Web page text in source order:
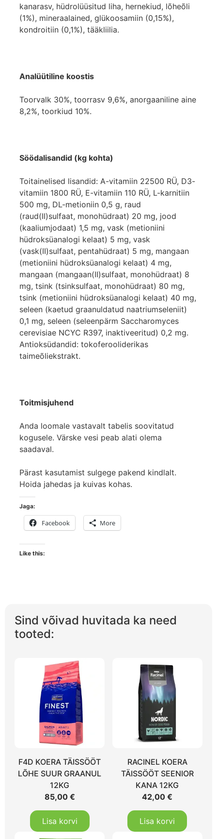
kanarasv, hüdrolüüsitud liha, hernekiud, lõheõli
(1%), mineraalained, glükoosamiin (0,15%),
kondroitiin (0,1%), tääkliilia.
Analüütiline koostis
Toorvalk 30%, toorrasv 9,6%, anorgaaniline aine
8,2%, toorkiud 10%.
Söödalisandid (kg kohta)
Toitainelised lisandid: A-vitamiin 22500 RÜ, D3-
vitamiin 1800 RÜ, E-vitamiin 110 RÜ, L-karnitiin
500 mg, DL-metioniin 0,5 g, raud
(raud(II)sulfaat, monohüdraat) 20 mg, jood
(kaaliumjodaat) 1,5 mg, vask (metioniini
hüdroksüanalogi kelaat) 5 mg, vask
(vask(II)sulfaat, pentahüdraat) 5 mg, mangaan
(metioniini hüdroksüanalogi kelaat) 4 mg,
mangaan (mangaan(II)sulfaat, monohüdraat) 8
mg, tsink (tsinksulfaat, monohüdraat) 80 mg,
tsink (metioniini hüdroksüanalogi kelaat) 40 mg,
seleen (kaetud graanuldatud naatriumseleniit)
0,1 mg, seleen (seleenpärm Saccharomyces
cerevisiae NCYC R397, inaktiveeritud) 0,2 mg.
Antioksüdandid: tokoferooliderikas
taimeõliekstrakt.
Toitmisjuhend
Anda loomale vastavalt tabelis soovitatud
kogusele. Värske vesi peab alati olema
saadaval.
Pärast kasutamist sulgege pakend kindlalt.
Hoida jahedas ja kuivas kohas.
Jaga:
Facebook More
Like this:
Sind võivad huvitada ka need
tooted:
F4D KOERA TÄISSÖÖT
LÕHE SUUR GRAANUL
12KG
85,00 €
Lisa korvi
RACINEL KOERA
TÄISSÖÖT SEENIOR
KANA 12KG
42,00€
Lisa korvi